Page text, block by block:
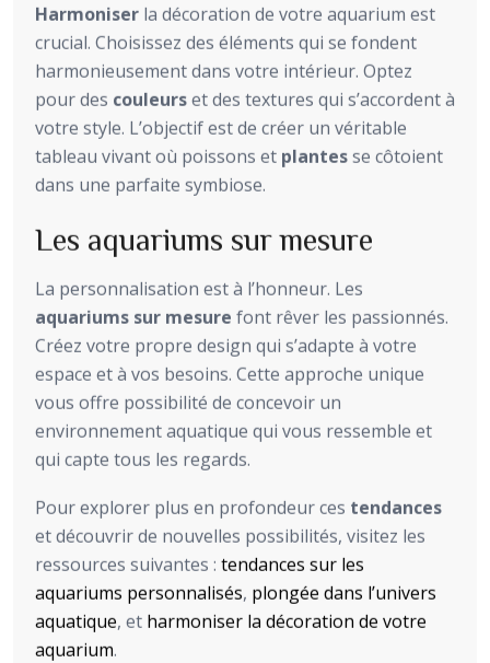
Harmoniser la décoration de votre aquarium est
crucial. Choisissez des éléments qui se fondent
harmonieusement dans votre intérieur. Optez
pour des couleurset des textures qui s’accordent à
votre style. L’objectif est de créer un véritable
tableau vivant où poissons et plantesse côtoient
dans une parfaite symbiose.
Les aquariums sur mesure
La personnalisation est à l’honneur. Les
aquariums sur mesure font rêver les passionnés.
Créez votre propre design qui s’adapte à votre
espace et à vos besoins. Cette approche unique
vous offre possibilité de concevoir un
environnement aquatique qui vous ressemble et
qui capte tous les regards.
Pour explorer plus en profondeur ces tendances
et découvrir de nouvelles possibilités, visitez les
ressources suivantes : tendances sur les
aquariums personnalisés, plongée dans l’univers
aquatique, et harmoniser la décoration de votre
aquarium.